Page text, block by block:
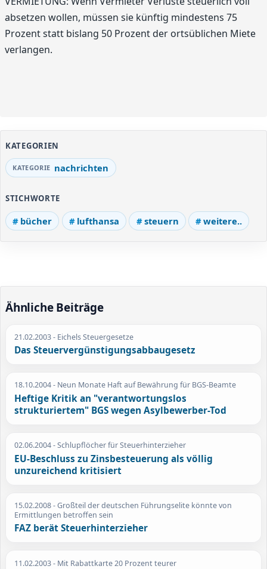
absetzen wollen, müssen sie künftig mindestens 75
Prozent statt bislang 50 Prozent der ortsüblichen Miete
verlangen.
KATEGORIEN
nachrichten
STICHWORTE
bücher lufthansa steuern weitere..
Ähnliche Beiträge
21.02.2003- Eichels Steuergesetze
Das Steuervergünstigungsabbaugesetz
18.10.2004- Neun Monate Haft auf Bewährung für BGS-Beamte
Heftige Kritik an "verantwortungslos
strukturiertem" BGS wegen Asylbewerber-Tod
02.06.2004- Schlupflöcher für Steuerhinterzieher
EU-Beschluss zu Zinsbesteuerung als völlig
unzureichend kritisiert
15.02.2008- Großteil der deutschen Führungselite könnte von
Ermittlungen betroffen sein
FAZ berät Steuerhinterzieher
11.02.2003- Mit Rabattkarte 20 Prozent teurer